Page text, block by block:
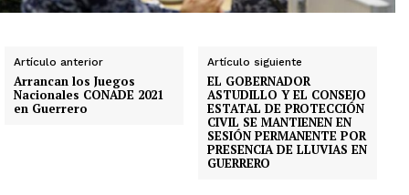
Artículo anterior
Arrancan los Juegos
Nacionales CONADE 2021
en Guerrero
Artículo siguiente
EL GOBERNADOR
ASTUDILLO Y EL CONSEJO
ESTATAL DE PROTECCIÓN
CIVIL SE MANTIENEN EN
SESIÓN PERMANENTE POR
PRESENCIA DE LLUVIAS EN
GUERRERO